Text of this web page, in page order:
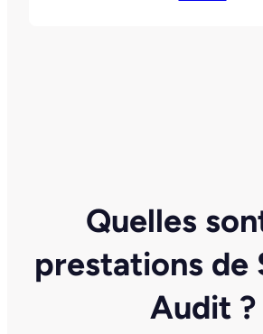
Quelles
prestations de
Audit ?